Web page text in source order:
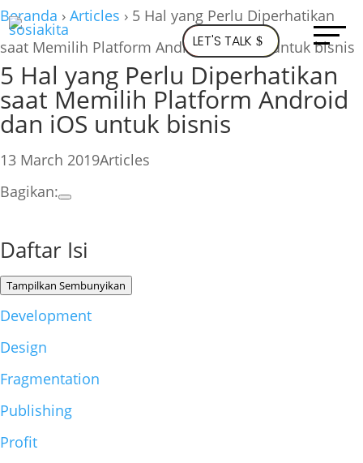
LET'S TALK
Beranda › Articles › 5 Hal yang Perlu Diperhatikan
saat Memilih Platform Android dan iOS untuk bisnis
5 Hal yang Perlu Diperhatikan
saat Memilih Platform Android
dan iOS untuk bisnis
13 March 2019Articles
Bagikan:
Daftar Isi
Tampilkan Sembunyikan
Development
Design
Fragmentation
Publishing
Profit